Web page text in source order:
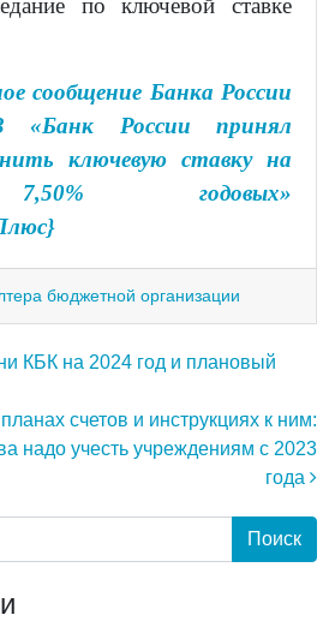
сообщение Банка России
«Банк России принял
ключевую ставку на
годовых»
бюджетной организации
записям
КБК на 2024 год и плановый
счетов и инструкциях к ним:
надо учесть учреждениям с 2023
года